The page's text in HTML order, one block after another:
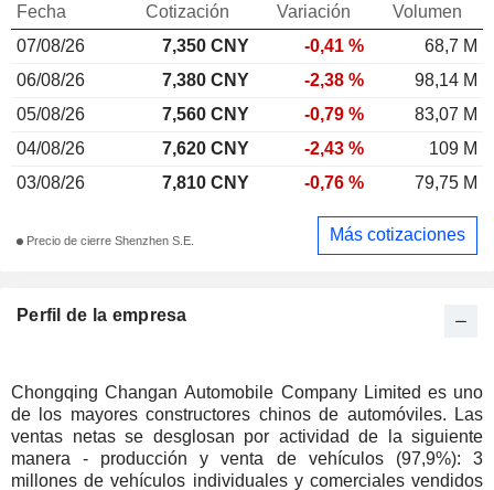
Perfil de la empresa
Chongqing Changan Automobile Company Limited es uno
de los mayores constructores chinos de automóviles. Las
ventas netas se desglosan por actividad de la siguiente
manera - producción y venta de vehículos (97,9%): 3
millones de vehículos individuales y comerciales vendidos
Fecha Cotización Variación
Volumen
07/08/26
7,350 CNY -0,41 %
68,7 M
06/08/26
7,380 CNY -2,38 %
98,14 M
05/08/26
7,560 CNY -0,79 %
83,07 M
04/08/26
7,620 CNY -2,43 %
109 M
03/08/26
7,810 CNY -0,76 % 79,75 M
Precio de cierre Shenzhen S.E. Más cotizaciones